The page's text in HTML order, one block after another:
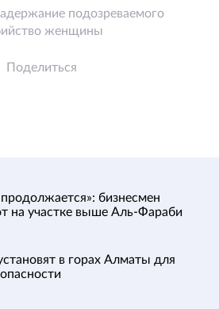
подозреваемого
женщины
Поделиться
бизнесмен
на участке выше Аль-Фараби
в горах Алматы для